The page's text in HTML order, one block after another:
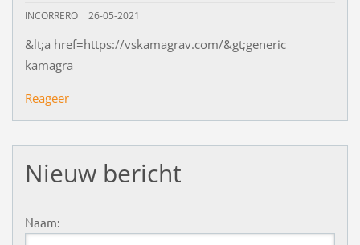
INCORRERO 26-05-2021
&lt;a href=https://vskamagrav.com/&gt;generic
kamagra
Reageer
Nieuw bericht
Naam: